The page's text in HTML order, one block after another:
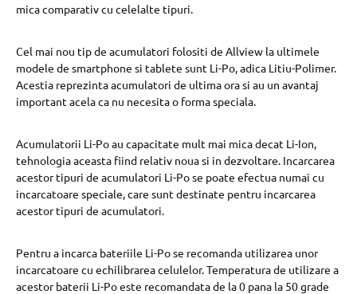
mica comparativ cu celelalte tipuri.
Cel mai nou tip de acumulatori folositi de Allview la ultimele
modele de smartphone si tablete sunt Li-Po, adica Litiu-Polimer.
Acestia reprezinta acumulatori de ultima ora si au un avantaj
important acela ca nu necesita o forma speciala.
Acumulatorii Li-Po au capacitate mult mai mica decat Li-Ion,
tehnologia aceasta fiind relativ noua si in dezvoltare. Incarcarea
acestor tipuri de acumulatori Li-Po se poate efectua numai cu
incarcatoare speciale, care sunt destinate pentru incarcarea
acestor tipuri de acumulatori.
Pentru a incarca bateriile Li-Po se recomanda utilizarea unor
incarcatoare cu echilibrarea celulelor. Temperatura de utilizare a
acestor baterii Li-Po este recomandata de la 0 pana la 50 grade